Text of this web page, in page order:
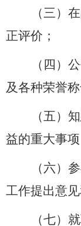
（三）
正评价；
（四）
及各种荣誉称
（五）
益的重大事项
（六）
工作提出意见
（七）